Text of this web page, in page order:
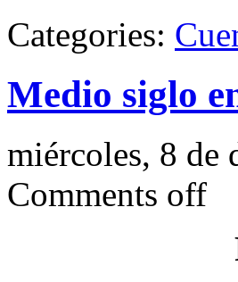
Categories:
Medio siglo
miércoles, 8 de
Comments off